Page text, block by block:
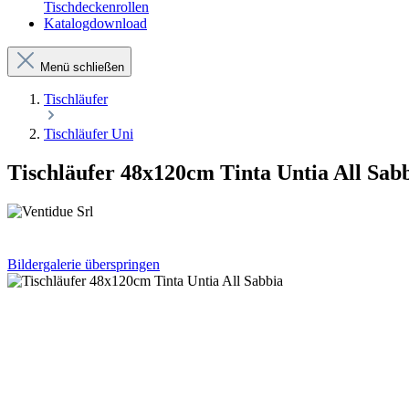
Tischdeckenrollen
Katalogdownload
Menü schließen
Tischläufer
Tischläufer Uni
Tischläufer 48x120cm Tinta Untia All
Bildergalerie überspringen